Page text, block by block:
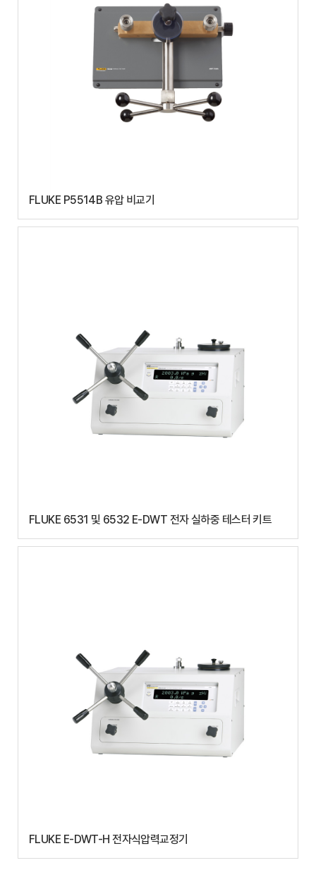
FLUKE P5514B 유압 비교기
FLUKE 6531 및 6532 E-DWT 전자 실하중 테스터 키트
FLUKE E-DWT-H 전자식압력교정기